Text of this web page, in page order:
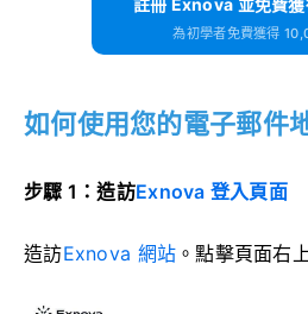
註冊 Exnova 並免費
為初學者免費獲得
如何使用您的電子郵件
步驟 1：造訪Exnova 登入頁面
造訪Exnova 網站 。點擊頁面右